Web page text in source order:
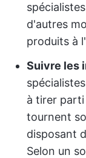
d'autres
produits à
Suivre les
à tirer parti
tournent
disposant
Selon un